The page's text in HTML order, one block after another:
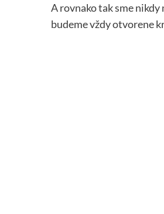
A rovnako tak sme
budeme vždy otvorene